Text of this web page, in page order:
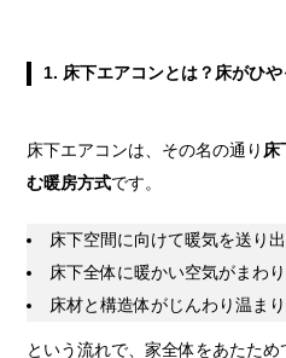
1. 床下エアコンとは？床がひ
床下エアコンは、その名の通り 床
む暖房方式です。
床下空間に向けて暖気を送り
床下全体に暖かい空気がまわ
床材と構造体がじんわり温まり
という流れで、家全体をあたため